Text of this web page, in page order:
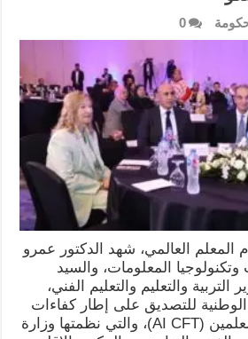
0
المعلم العالمي، شهد الدكتور عمرو
المعلومات، والسيد
والتعليم والتعليم الفني،
للتصديق على إطار كفاءات
الذكاء الاصطناعي للمعلمين (AI CFT)، والتي نظمتها وزارة